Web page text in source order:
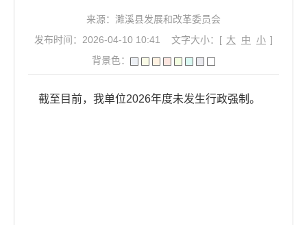
来源：濉溪县发展和改革委员会
发布时间：2026-04-10 10:41
文字大小：[ 大 中 小 ]
背景色：
截至目前，我单位2026年度未发生行政强制。